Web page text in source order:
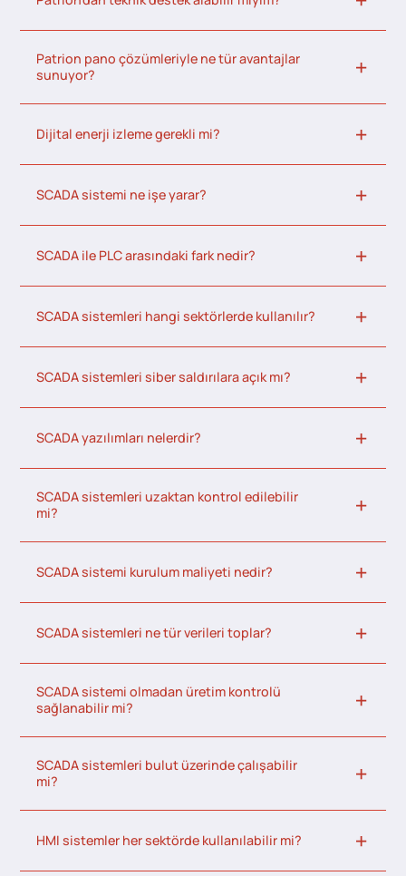
Patrion pano çözümleriyle ne tür avantajlar
sunuyor?
Dijital enerji izleme gerekli mi?
SCADA sistemi ne işe yarar?
SCADA ile PLC arasındaki fark nedir?
SCADA sistemleri hangi sektörlerde kullanılır?
SCADA sistemleri siber saldırılara açık mı?
SCADA yazılımları nelerdir?
SCADA sistemleri uzaktan kontrol edilebilir
mi?
SCADA sistemi kurulum maliyeti nedir?
SCADA sistemleri ne tür verileri toplar?
SCADA sistemi olmadan üretim kontrolü
sağlanabilir mi?
SCADA sistemleri bulut üzerinde çalışabilir
mi?
HMI sistemler her sektörde kullanılabilir mi?